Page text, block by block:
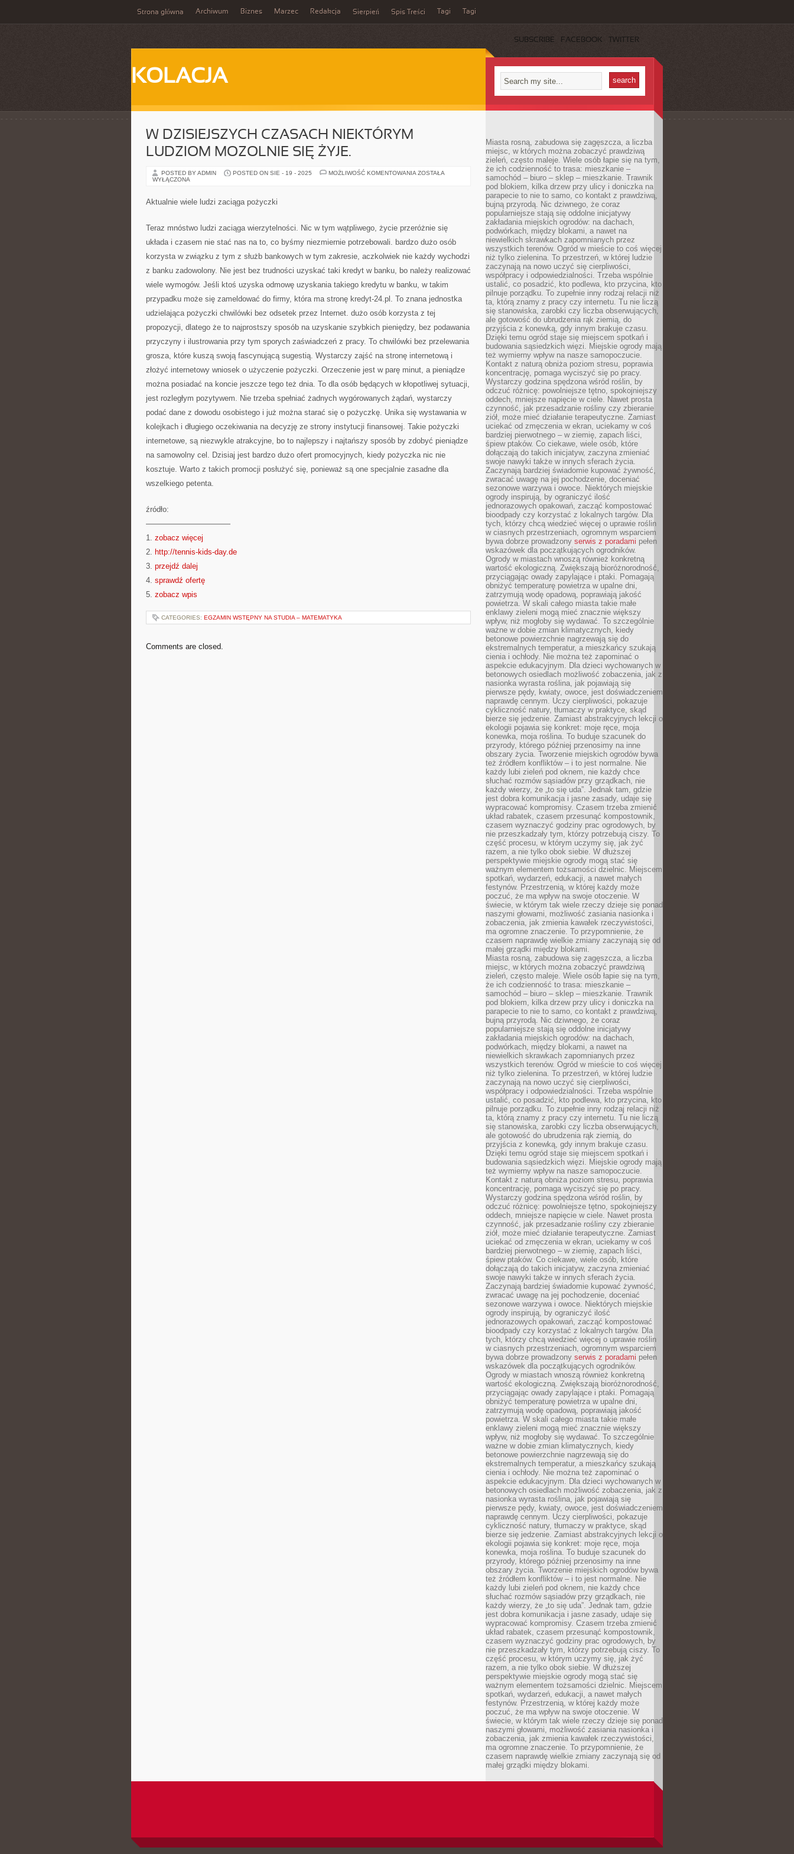
Strona główna Archiwum Biznes Marzec Redakcja Sierpień Spis Treści Tagi Tagi
SUBSCRIBE FACEBOOK TWITTER
KOLACJA
W DZISIEJSZYCH CZASACH NIEKTÓRYM
LUDZIOM MOZOLNIE SIĘ ŻYJE.
POSTED BY ADMIN POSTED ON SIE - 19 - 2025 MOŻLIWOŚĆ KOMENTOWANIA W
ZOSTAŁA
WYŁĄCZONA
Aktualnie wiele ludzi zaciąga pożyczki
Teraz mnóstwo ludzi zaciąga wierzytelności. Nic w tym wątpliwego, życie przeróżnie się
układa i czasem nie stać nas na to, co byśmy niezmiernie potrzebowali. bardzo dużo osób
korzysta w związku z tym z służb bankowych w tym zakresie, aczkolwiek nie każdy wychodzi
z banku zadowolony. Nie jest bez trudności uzyskać taki kredyt w banku, bo należy realizować
wiele wymogów. Jeśli ktoś uzyska odmowę uzyskania takiego kredytu w banku, w takim
przypadku może się zameldować do firmy, która ma stronę kredyt-24.pl. To znana jednostka
udzielająca pożyczki chwilówki bez odsetek przez Internet. dużo osób korzysta z tej
propozycji, dlatego że to najprostszy sposób na uzyskanie szybkich pieniędzy, bez podawania
przyczyny i ilustrowania przy tym sporych zaświadczeń z pracy. To chwilówki bez przelewania
grosza, które kuszą swoją fascynującą sugestią. Wystarczy zajść na stronę internetową i
złożyć internetowy wniosek o użyczenie pożyczki. Orzeczenie jest w parę minut, a pieniądze
można posiadać na koncie jeszcze tego też dnia. To dla osób będących w kłopotliwej sytuacji,
jest rozległym pozytywem. Nie trzeba spełniać żadnych wygórowanych żądań, wystarczy
podać dane z dowodu osobistego i już można starać się o pożyczkę. Unika się wystawania w
kolejkach i długiego oczekiwania na decyzję ze strony instytucji finansowej. Takie pożyczki
internetowe, są niezwykle atrakcyjne, bo to najlepszy i najtańszy sposób by zdobyć pieniądze
na samowolny cel. Dzisiaj jest bardzo dużo ofert promocyjnych, kiedy pożyczka nic nie
kosztuje. Warto z takich promocji posłużyć się, ponieważ są one specjalnie zasadne dla
wszelkiego petenta.
źródło:
———————————
1. zobacz więcej
2. http://tennis-kids-day.de
3. przejdź dalej
4. sprawdź ofertę
5. zobacz wpis
CATEGORIES: EGZAMIN WSTĘPNY NA STUDIA – MATEMATYKA
Comments are closed.
Miasta rosną, zabudowa się zagęszcza, a liczba
miejsc, w których można zobaczyć prawdziwą
zieleń, często maleje. Wiele osób łapie się na tym,
że ich codzienność to trasa: mieszkanie –
samochód – biuro – sklep – mieszkanie. Trawnik
pod blokiem, kilka drzew przy ulicy i doniczka na
parapecie to nie to samo, co kontakt z prawdziwą,
bujną przyrodą. Nic dziwnego, że coraz
popularniejsze stają się oddolne inicjatywy
zakładania miejskich ogrodów: na dachach,
podwórkach, między blokami, a nawet na
niewielkich skrawkach zapomnianych przez
wszystkich terenów. Ogród w mieście to coś więcej
niż tylko zielenina. To przestrzeń, w której ludzie
zaczynają na nowo uczyć się cierpliwości,
współpracy i odpowiedzialności. Trzeba wspólnie
ustalić, co posadzić, kto podlewa, kto przycina, kto
pilnuje porządku. To zupełnie inny rodzaj relacji niż
ta, którą znamy z pracy czy internetu. Tu nie liczą
się stanowiska, zarobki czy liczba obserwujących,
ale gotowość do ubrudzenia rąk ziemią, do
przyjścia z konewką, gdy innym brakuje czasu.
Dzięki temu ogród staje się miejscem spotkań i
budowania sąsiedzkich więzi. Miejskie ogrody mają
też wymierny wpływ na nasze samopoczucie.
Kontakt z naturą obniża poziom stresu, poprawia
koncentrację, pomaga wyciszyć się po pracy.
Wystarczy godzina spędzona wśród roślin, by
odczuć różnicę: powolniejsze tętno, spokojniejszy
oddech, mniejsze napięcie w ciele. Nawet prosta
czynność, jak przesadzanie rośliny czy zbieranie
ziół, może mieć działanie terapeutyczne. Zamiast
uciekać od zmęczenia w ekran, uciekamy w coś
bardziej pierwotnego – w ziemię, zapach liści,
śpiew ptaków. Co ciekawe, wiele osób, które
dołączają do takich inicjatyw, zaczyna zmieniać
swoje nawyki także w innych sferach życia.
Zaczynają bardziej świadomie kupować żywność,
zwracać uwagę na jej pochodzenie, doceniać
sezonowe warzywa i owoce. Niektórych miejskie
ogrody inspirują, by ograniczyć ilość
jednorazowych opakowań, zacząć kompostować
bioodpady czy korzystać z lokalnych targów. Dla
tych, którzy chcą wiedzieć więcej o uprawie roślin
w ciasnych przestrzeniach, ogromnym wsparciem
bywa dobrze prowadzony serwis z poradami pełen
wskazówek dla początkujących ogrodników.
Ogrody w miastach wnoszą również konkretną
wartość ekologiczną. Zwiększają bioróżnorodność,
przyciągając owady zapylające i ptaki. Pomagają
obniżyć temperaturę powietrza w upalne dni,
zatrzymują wodę opadową, poprawiają jakość
powietrza. W skali całego miasta takie małe
enklawy zieleni mogą mieć znacznie większy
wpływ, niż mogłoby się wydawać. To szczególnie
ważne w dobie zmian klimatycznych, kiedy
betonowe powierzchnie nagrzewają się do
ekstremalnych temperatur, a mieszkańcy szukają
cienia i ochłody. Nie można też zapominać o
aspekcie edukacyjnym. Dla dzieci wychowanych w
betonowych osiedlach możliwość zobaczenia, jak z
nasionka wyrasta roślina, jak pojawiają się
pierwsze pędy, kwiaty, owoce, jest doświadczeniem
naprawdę cennym. Uczy cierpliwości, pokazuje
cykliczność natury, tłumaczy w praktyce, skąd
bierze się jedzenie. Zamiast abstrakcyjnych lekcji o
ekologii pojawia się konkret: moje ręce, moja
konewka, moja roślina. To buduje szacunek do
przyrody, którego później przenosimy na inne
obszary życia. Tworzenie miejskich ogrodów bywa
też źródłem konfliktów – i to jest normalne. Nie
każdy lubi zieleń pod oknem, nie każdy chce
słuchać rozmów sąsiadów przy grządkach, nie
każdy wierzy, że „to się uda”. Jednak tam, gdzie
jest dobra komunikacja i jasne zasady, udaje się
wypracować kompromisy. Czasem trzeba zmienić
układ rabatek, czasem przesunąć kompostownik,
czasem wyznaczyć godziny prac ogrodowych, by
nie przeszkadzały tym, którzy potrzebują ciszy. To
część procesu, w którym uczymy się, jak żyć
razem, a nie tylko obok siebie. W dłuższej
perspektywie miejskie ogrody mogą stać się
ważnym elementem tożsamości dzielnic. Miejscem
spotkań, wydarzeń, edukacji, a nawet małych
festynów. Przestrzenią, w której każdy może
poczuć, że ma wpływ na swoje otoczenie. W
świecie, w którym tak wiele rzeczy dzieje się ponad
naszymi głowami, możliwość zasiania nasionka i
zobaczenia, jak zmienia kawałek rzeczywistości,
ma ogromne znaczenie. To przypomnienie, że
czasem naprawdę wielkie zmiany zaczynają się od
małej grządki między blokami.
Miasta rosną, zabudowa się zagęszcza, a liczba
miejsc, w których można zobaczyć prawdziwą
zieleń, często maleje. Wiele osób łapie się na tym,
że ich codzienność to trasa: mieszkanie –
samochód – biuro – sklep – mieszkanie. Trawnik
pod blokiem, kilka drzew przy ulicy i doniczka na
parapecie to nie to samo, co kontakt z prawdziwą,
bujną przyrodą. Nic dziwnego, że coraz
popularniejsze stają się oddolne inicjatywy
zakładania miejskich ogrodów: na dachach,
podwórkach, między blokami, a nawet na
niewielkich skrawkach zapomnianych przez
wszystkich terenów. Ogród w mieście to coś więcej
niż tylko zielenina. To przestrzeń, w której ludzie
zaczynają na nowo uczyć się cierpliwości,
współpracy i odpowiedzialności. Trzeba wspólnie
ustalić, co posadzić, kto podlewa, kto przycina, kto
pilnuje porządku. To zupełnie inny rodzaj relacji niż
ta, którą znamy z pracy czy internetu. Tu nie liczą
się stanowiska, zarobki czy liczba obserwujących,
ale gotowość do ubrudzenia rąk ziemią, do
przyjścia z konewką, gdy innym brakuje czasu.
Dzięki temu ogród staje się miejscem spotkań i
budowania sąsiedzkich więzi. Miejskie ogrody mają
też wymierny wpływ na nasze samopoczucie.
Kontakt z naturą obniża poziom stresu, poprawia
koncentrację, pomaga wyciszyć się po pracy.
Wystarczy godzina spędzona wśród roślin, by
odczuć różnicę: powolniejsze tętno, spokojniejszy
oddech, mniejsze napięcie w ciele. Nawet prosta
czynność, jak przesadzanie rośliny czy zbieranie
ziół, może mieć działanie terapeutyczne. Zamiast
uciekać od zmęczenia w ekran, uciekamy w coś
bardziej pierwotnego – w ziemię, zapach liści,
śpiew ptaków. Co ciekawe, wiele osób, które
dołączają do takich inicjatyw, zaczyna zmieniać
swoje nawyki także w innych sferach życia.
Zaczynają bardziej świadomie kupować żywność,
zwracać uwagę na jej pochodzenie, doceniać
sezonowe warzywa i owoce. Niektórych miejskie
ogrody inspirują, by ograniczyć ilość
jednorazowych opakowań, zacząć kompostować
bioodpady czy korzystać z lokalnych targów. Dla
tych, którzy chcą wiedzieć więcej o uprawie roślin
w ciasnych przestrzeniach, ogromnym wsparciem
bywa dobrze prowadzony serwis z poradami pełen
wskazówek dla początkujących ogrodników.
Ogrody w miastach wnoszą również konkretną
wartość ekologiczną. Zwiększają bioróżnorodność,
przyciągając owady zapylające i ptaki. Pomagają
obniżyć temperaturę powietrza w upalne dni,
zatrzymują wodę opadową, poprawiają jakość
powietrza. W skali całego miasta takie małe
enklawy zieleni mogą mieć znacznie większy
wpływ, niż mogłoby się wydawać. To szczególnie
ważne w dobie zmian klimatycznych, kiedy
betonowe powierzchnie nagrzewają się do
ekstremalnych temperatur, a mieszkańcy szukają
cienia i ochłody. Nie można też zapominać o
aspekcie edukacyjnym. Dla dzieci wychowanych w
betonowych osiedlach możliwość zobaczenia, jak z
nasionka wyrasta roślina, jak pojawiają się
pierwsze pędy, kwiaty, owoce, jest doświadczeniem
naprawdę cennym. Uczy cierpliwości, pokazuje
cykliczność natury, tłumaczy w praktyce, skąd
bierze się jedzenie. Zamiast abstrakcyjnych lekcji o
ekologii pojawia się konkret: moje ręce, moja
konewka, moja roślina. To buduje szacunek do
przyrody, którego później przenosimy na inne
obszary życia. Tworzenie miejskich ogrodów bywa
też źródłem konfliktów – i to jest normalne. Nie
każdy lubi zieleń pod oknem, nie każdy chce
słuchać rozmów sąsiadów przy grządkach, nie
każdy wierzy, że „to się uda”. Jednak tam, gdzie
jest dobra komunikacja i jasne zasady, udaje się
wypracować kompromisy. Czasem trzeba zmienić
układ rabatek, czasem przesunąć kompostownik,
czasem wyznaczyć godziny prac ogrodowych, by
nie przeszkadzały tym, którzy potrzebują ciszy. To
część procesu, w którym uczymy się, jak żyć
razem, a nie tylko obok siebie. W dłuższej
perspektywie miejskie ogrody mogą stać się
ważnym elementem tożsamości dzielnic. Miejscem
spotkań, wydarzeń, edukacji, a nawet małych
festynów. Przestrzenią, w której każdy może
poczuć, że ma wpływ na swoje otoczenie. W
świecie, w którym tak wiele rzeczy dzieje się ponad
naszymi głowami, możliwość zasiania nasionka i
zobaczenia, jak zmienia kawałek rzeczywistości,
ma ogromne znaczenie. To przypomnienie, że
czasem naprawdę wielkie zmiany zaczynają się od
małej grządki między blokami.